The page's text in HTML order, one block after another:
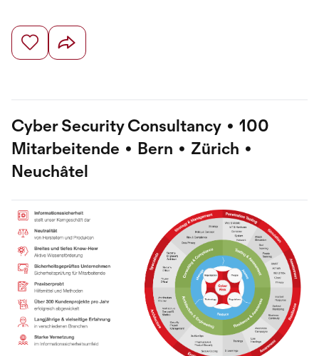
Cyber Security Consultancy • 100
Mitarbeitende • Bern • Zürich •
Neuchâtel